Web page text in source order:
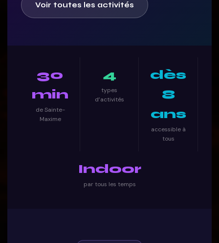
Voir toutes les activités
30
min
de Sainte-
Maxime
4
types
d’activités
dès
8
ans
accessible à
tous
Indoor
par tous les temps